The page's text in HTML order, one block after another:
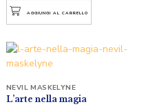
AGGIUNGI AL CARRELLO
L’arte nella magia
NEVIL MASKELYNE